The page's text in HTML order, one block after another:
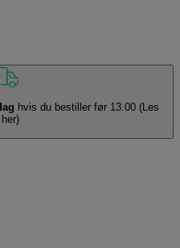
hvis du bestiller før 13.00 (Les